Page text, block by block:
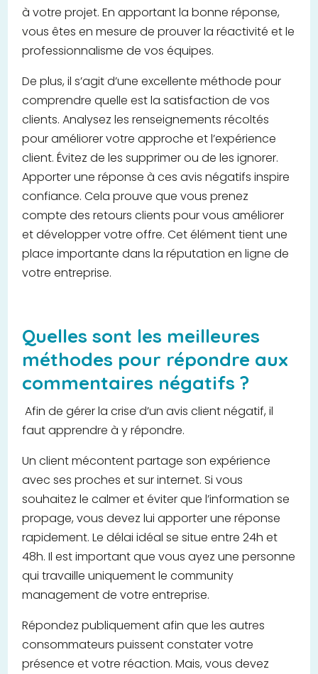
à votre projet. En apportant la bonne réponse,
vous êtes en mesure de prouver la réactivité et le
professionnalisme de vos équipes.
De plus, il s’agit d’une excellente méthode pour
comprendre quelle est la satisfaction de vos
clients. Analysez les renseignements récoltés
pour améliorer votre approche et l’expérience
client. Évitez de les supprimer ou de les ignorer.
Apporter une réponse à ces avis négatifs inspire
confiance. Cela prouve que vous prenez
compte des retours clients pour vous améliorer
et développer votre offre. Cet élément tient une
place importante dans la réputation en ligne de
votre entreprise.
Quelles sont les meilleures
méthodes pour répondre aux
commentaires négatifs ?
Afin de gérer la crise d’un avis client négatif, il
faut apprendre à y répondre.
Un client mécontent partage son expérience
avec ses proches et sur internet. Si vous
souhaitez le calmer et éviter que l’information se
propage, vous devez lui apporter une réponse
rapidement. Le délai idéal se situe entre 24h et
48h. Il est important que vous ayez une personne
qui travaille uniquement le community
management de votre entreprise.
Répondez publiquement afin que les autres
consommateurs puissent constater votre
présence et votre réaction. Mais, vous devez